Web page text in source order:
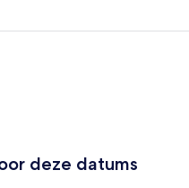
deze datums